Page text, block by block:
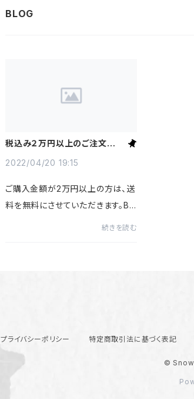
税込み２万円以上のご注文で送
2022/04/20 19:15
ご購入金額が2万円以上の方は、送
料を無料にさせていただきます。BA
SEのシステム上、クーポンコード使
続きを読む
プライバシーポリシー 特定商取引法に基づく表記
©